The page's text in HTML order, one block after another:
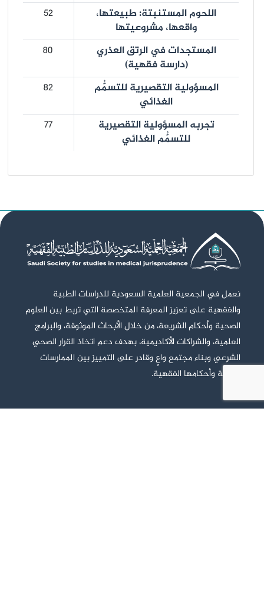
اللحوم المستنبتة: طبيعتها،
واقعها، مشروعيتها
52
المستجدات في الرتق العذري
(دارسة فقهية)
80
المسؤولية التقصيرية للتسمُّم
الغذائي
82
تجربه المسؤولية التقصيرية
للتسمُّم الغذائي
77
نعمل في الجمعية العلمية السعودية للدراسات الطبية
والفقهية على تعزيز المعرفة المتخصصة التي تربط بين العلوم
الصحية وأحكام الشريعة، من خلال الأبحاث الموثوقة، والبرامج
العلمية، والشراكات الأكاديمية، بهدف دعم اتخاذ القرار الصحي
الشرعي وبناء مجتمع واعٍ وقادر على التمييز بين الممارسات
الطبية وأحكامها الفقهية.